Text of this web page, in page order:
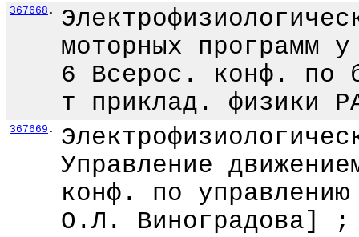
367668 .
моторных
6 Всерос. конф. по
т приклад. физики
367669 .
Управление
конф. по
О.Л. Виноградова]